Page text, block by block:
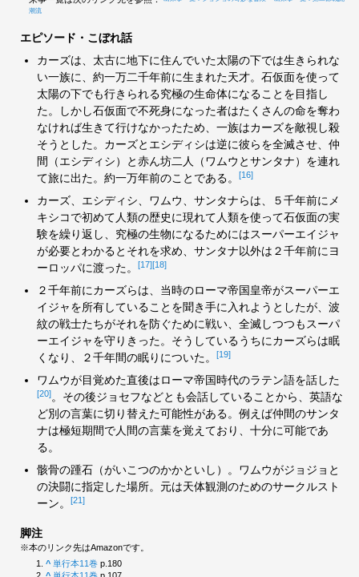
潮流
エピソード・こぼれ話
カーズは、太古に地下に住んでいた太陽の下では生きられな
い一族に、約一万二千年前に生まれた天才。石仮面を使って
太陽の下でも行きられる究極の生命体になることを目指し
た。しかし石仮面で不死身になった者はたくさんの命を奪わ
なければ生きて行けなかったため、一族はカーズを敵視し殺
そうとした。カーズとエシディシは逆に彼らを全滅させ、仲
間（エシディシ）と赤ん坊二人（ワムウとサンタナ）を連れ
て旅に出た。約一万年前のことである。
[16]
カーズ、エシディシ、ワムウ、サンタナらは、５千年前にメ
キシコで初めて人類の歴史に現れて人類を使って石仮面の実
験を繰り返し、究極の生物になるためにはスーパーエイジャ
が必要とわかるとそれを求め、サンタナ以外は２千年前にヨ
ーロッパに渡った。
[17][18]
２千年前にカーズらは、当時のローマ帝国皇帝がスーパーエ
イジャを所有していることを聞き手に入れようとしたが、波
紋の戦士たちがそれを防ぐために戦い、全滅しつつもスーパ
ーエイジャを守りきった。そうしているうちにカーズらは眠
くなり、２千年間の眠りについた。
[19]
ワムウが目覚めた直後はローマ帝国時代のラテン語を話した
[20]。その後ジョセフなどとも会話していることから、英語な
ど別の言葉に切り替えた可能性がある。例えば仲間のサンタ
ナは極短期間で人間の言葉を覚えており、十分に可能であ
る。
骸骨の踵石（がいこつのかかといし）。ワムウがジョジョと
の決闘に指定した場所。元は天体観測のためのサークルスト
ーン。
[21]
脚注
※本のリンク先はAmazonです。
^ 単行本11巻p.180